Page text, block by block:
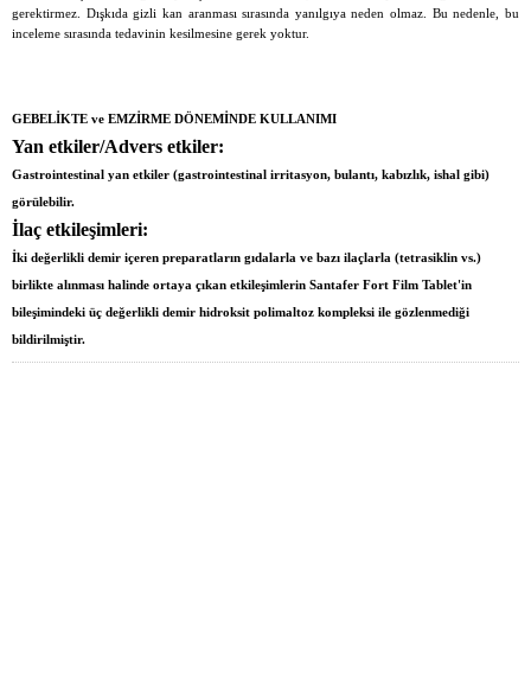
gerektirmez. Dışkıda gizli kan aranması sırasında yanılgıya neden olmaz. Bu nedenle, bu
inceleme sırasında tedavinin kesilmesine gerek yoktur.
GEBELİKTE ve EMZİRME DÖNEMİNDE KULLANIMI
Yan etkiler/Advers etkiler:
Gastrointestinal yan etkiler (gastrointestinal irritasyon, bulantı, kabızlık, ishal gibi)
görülebilir.
İlaç etkileşimleri:
İki değerlikli demir içeren preparatların gıdalarla ve bazı ilaçlarla (tetrasiklin vs.)
birlikte alınması halinde ortaya çıkan etkileşimlerin Santafer Fort Film Tablet'in
bileşimindeki üç değerlikli demir hidroksit polimaltoz kompleksi ile gözlenmediği
bildirilmiştir.